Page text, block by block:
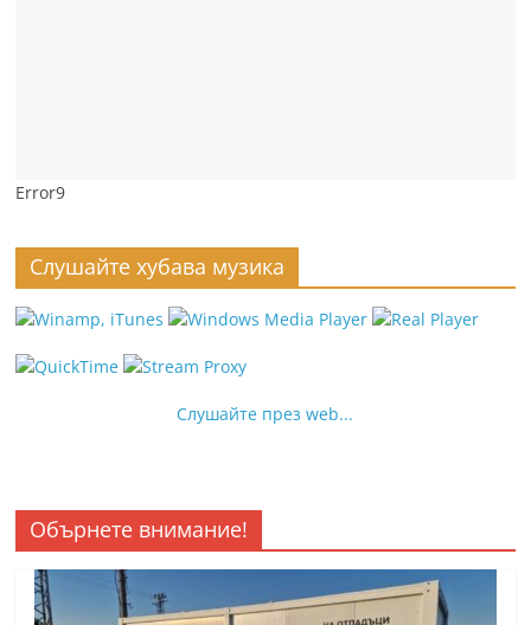
Error9
Слушайте хубава музика
Слушайте през web...
Обърнете внимание!